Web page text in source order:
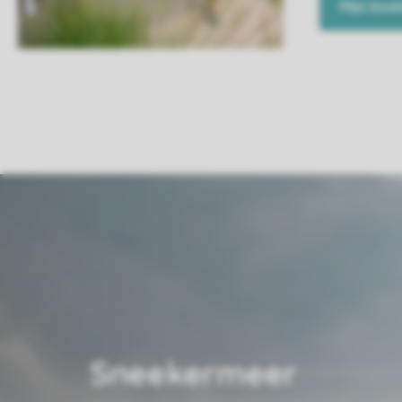
Mijn
Sneekermeer